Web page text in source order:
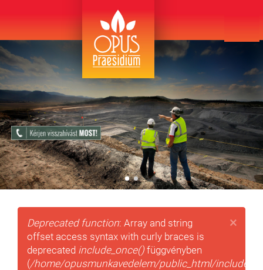
×
Hibaüzenet
Deprecated function: Array and string
offset access syntax with curly braces is
deprecated include_once() függvényben
(/home/opusmunkavedelem/public_html/includes/